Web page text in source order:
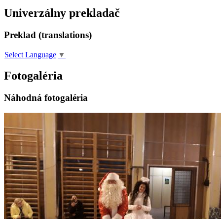
Univerzálny prekladač
Preklad (translations)
Select Language ▼
Fotogaléria
Náhodná fotogaléria